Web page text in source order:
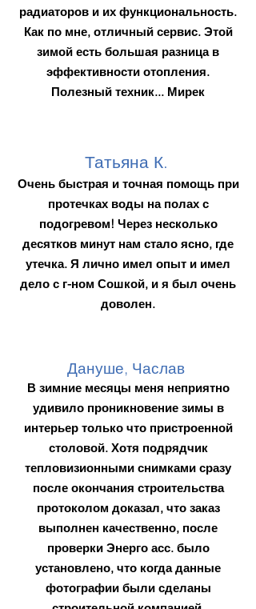
радиаторов и их функциональность.
Как по мне, отличный сервис. Этой
зимой есть большая разница в
эффективности отопления.
Полезный техник... Мирек
Татьяна К.
Очень быстрая и точная помощь при
протечках воды на полах с
подогревом! Через несколько
десятков минут нам стало ясно, где
утечка. Я лично имел опыт и имел
дело с г-ном Сошкой, и я был очень
доволен.
Дануше, Часлав
В зимние месяцы меня неприятно
удивило проникновение зимы в
интерьер только что пристроенной
столовой. Хотя подрядчик
тепловизионными снимками сразу
после окончания строительства
протоколом доказал, что заказ
выполнен качественно, после
проверки Энерго асс. было
установлено, что когда данные
фотографии были сделаны